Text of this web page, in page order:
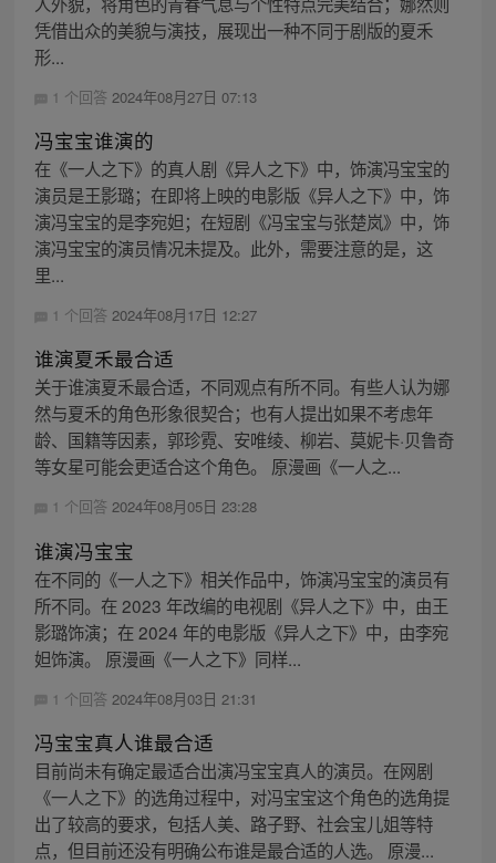
凭借出众的美貌与演技，展现出一种不同于剧版的夏禾
形...
1 个回答 2024年08月27日 07:13
冯宝宝谁演的
在《一人之下》的真人剧《异人之下》中，饰演冯宝宝的
演员是王影璐；在即将上映的电影版《异人之下》中，饰
演冯宝宝的是李宛妲；在短剧《冯宝宝与张楚岚》中，饰
演冯宝宝的演员情况未提及。此外，需要注意的是，这
里...
1 个回答 2024年08月17日 12:27
谁演夏禾最合适
关于谁演夏禾最合适，不同观点有所不同。有些人认为娜
然与夏禾的角色形象很契合；也有人提出如果不考虑年
龄、国籍等因素，郭珍霓、安唯绫、柳岩、莫妮卡·贝鲁奇
等女星可能会更适合这个角色。 原漫画《一人之...
1 个回答 2024年08月05日 23:28
谁演冯宝宝
在不同的《一人之下》相关作品中，饰演冯宝宝的演员有
所不同。在 2023 年改编的电视剧《异人之下》中，由王
影璐饰演；在 2024 年的电影版《异人之下》中，由李宛
妲饰演。 原漫画《一人之下》同样...
1 个回答 2024年08月03日 21:31
冯宝宝真人谁最合适
目前尚未有确定最适合出演冯宝宝真人的演员。在网剧
《一人之下》的选角过程中，对冯宝宝这个角色的选角提
出了较高的要求，包括人美、路子野、社会宝儿姐等特
点，但目前还没有明确公布谁是最合适的人选。 原漫...